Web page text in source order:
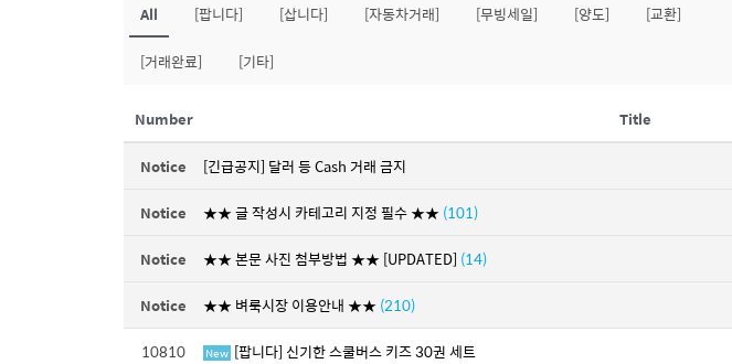
All [팝니다] [삽니다] [자동차거래] [무빙세일] [양도] [교환]
[거래완료] [기타]
Number Title
Notice [긴급공지] 달러 등 Cash 거래 금지
Notice
★★ 글 작성시 카테고리 지정 필수 ★★(101)
Notice
★★ 본문 사진 첨부방법 ★★ [UPDATED] (14)
Notice
★★ 벼룩시장 이용안내 ★★(210)
10810
New [팝니다] 신기한 스쿨버스 키즈 30권 세트